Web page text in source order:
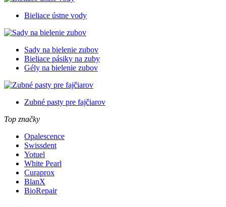
Bieliace ústne vody
Sady na bielenie zubov
Bieliace pásiky na zuby
Gély na bielenie zubov
Zubné pasty pre fajčiarov
Top značky
Opalescence
Swissdent
Yotuel
White Pearl
Curaprox
BlanX
BioRepair